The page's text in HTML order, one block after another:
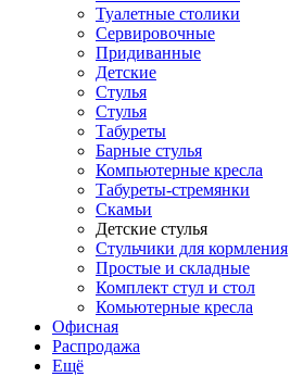
Туалетные столики
Сервировочные
Придиванные
Детские
Стулья
Стулья
Табуреты
Барные стулья
Компьютерные кресла
Табуреты-стремянки
Скамьи
Детские стулья
Стульчики для кормления
Простые и складные
Комплект стул и стол
Комьютерные кресла
Офисная
Распродажа
Eщё